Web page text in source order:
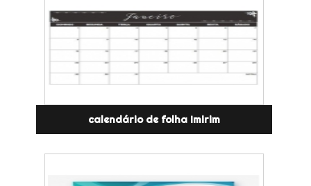
calendário de folha Imirim